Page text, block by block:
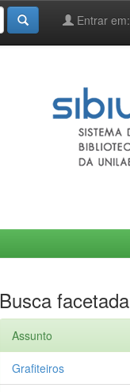
Entrar em:
Busca facetada
Assunto
Grafiteiros